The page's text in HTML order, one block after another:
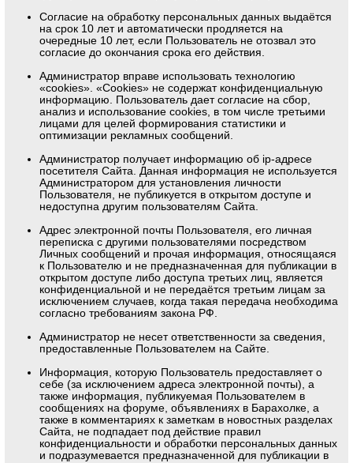
Согласие на обработку персональных данных выдаётся
на срок 10 лет и автоматически продляется на
очередные 10 лет, если Пользователь не отозвал это
согласие до окончания срока его действия.
Администратор вправе использовать технологию
«cookies». «Cookies» не содержат конфиденциальную
информацию. Пользователь дает согласие на сбор,
анализ и использование cookies, в том числе третьими
лицами для целей формирования статистики и
оптимизации рекламных сообщений.
Администратор получает информацию об ip-адресе
посетителя Сайта. Данная информация не используется
Администратором для установления личности
Пользователя, не публикуется в открытом доступе и
недоступна другим пользователям Сайта.
Адрес электронной почты Пользователя, его личная
переписка с другими пользователями посредством
Личных сообщений и прочая информация, относящаяся
к Пользователю и не предназначенная для публикации в
открытом доступе либо доступа третьих лиц, является
конфиденциальной и не передаётся третьим лицам за
исключением случаев, когда такая передача необходима
согласно требованиям закона РФ.
Администратор не несет ответственности за сведения,
предоставленные Пользователем на Сайте.
Информация, которую Пользователь предоставляет о
себе (за исключением адреса электронной почты), а
также информация, публикуемая Пользователем в
сообщениях на форуме, объявлениях в Барахолке, а
также в комментариях к заметкам в новостных разделах
Сайта, не подпадает под действие правил
конфиденциальности и обработки персональных данных
и подразумевается предназначенной для публикации в